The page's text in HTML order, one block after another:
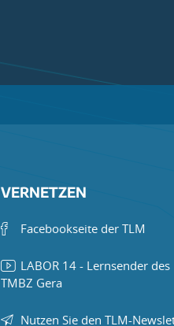
VERNETZEN
Facebookseite der TLM
LABOR 14 - Lernsender des
TMBZ Gera
Nutzen Sie den TLM-